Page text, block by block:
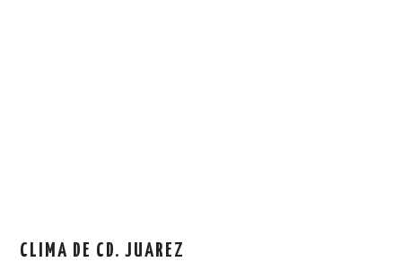
CLIMA DE CD. JUAREZ